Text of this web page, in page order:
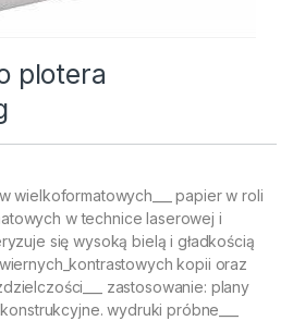
plotera
wielkoformatowych___ papier w roli
w technice laserowej i
się wysoką bielą i gładkością
kopii oraz
zastosowanie: plany
wydruki próbne___